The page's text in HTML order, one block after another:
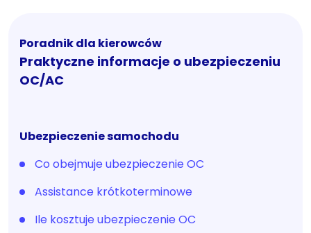
Poradnik dla kierowców
Praktyczne informacje o ubezpieczeniu
OC/AC
Ubezpieczenie samochodu
Co obejmuje ubezpieczenie OC
Assistance krótkoterminowe
Ile kosztuje ubezpieczenie OC